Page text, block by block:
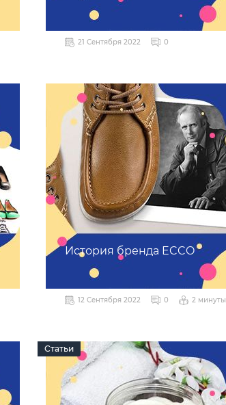
21 Сентября 2022 0
История бренда ECCO
12 Сентября 2022 0 2 минуты
Статьи